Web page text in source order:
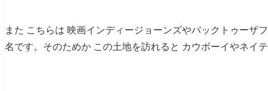
また こちらは 映画インディージョーンズやバックトゥーザ
名です。そのためか この土地を訪れると カウボーイやネイ